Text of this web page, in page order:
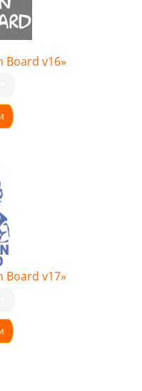
Board v16»
Board v17»